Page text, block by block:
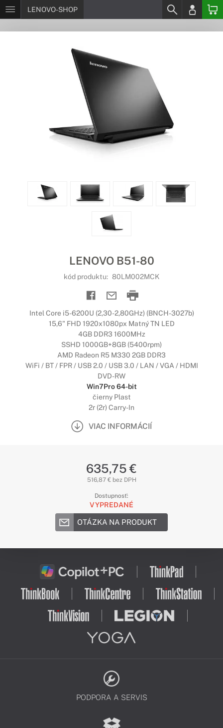
LENOVO-SHOP
LENOVO B51-80
kód produktu: 80LM002MCK
Intel Core i5-6200U (2,30-2,80GHz) (BNCH-3027b)
15,6" FHD 1920x1080px Matný TN LED
4GB DDR3 1600MHz
SSHD 1000GB+8GB (5400rpm)
AMD Radeon R5 M330 2GB DDR3
WiFi / BT / FPR / USB 2.0 / USB 3.0 / LAN / VGA / HDMI
DVD-RW
Win7Pro 64-bit
čierny Plast
2r (2r) Carry-In
VIAC INFORMÁCIÍ
635,75 €
516,87 € bez DPH
Dostupnosť:
VYPREDANÉ
OTÁZKA NA PRODUKT
PODPORA A SERVIS